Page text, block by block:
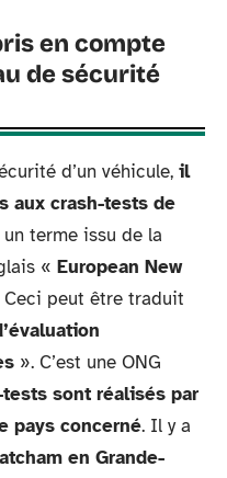
en compte
de sécurité
d’un véhicule, il
aux crash-tests de
terme issu de la
« European New
Ceci peut être traduit
». C’est une ONG
sont réalisés par
pays concerné. Il y a
en Grande-